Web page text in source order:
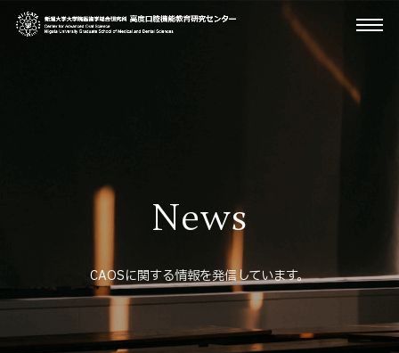
News
CAOSに関する情報を発信しています。